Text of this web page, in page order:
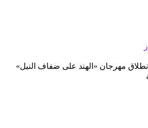
إنطلاق مهرجان «الهند على ضفاف النيل»